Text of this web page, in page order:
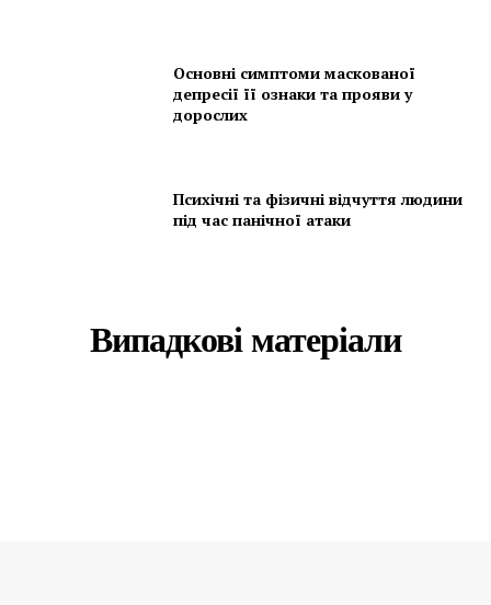
Основні симптоми маскованої
депресії її ознаки та прояви у
дорослих
Психічні та фізичні відчуття людини
під час панічної атаки
Випадкові матеріали